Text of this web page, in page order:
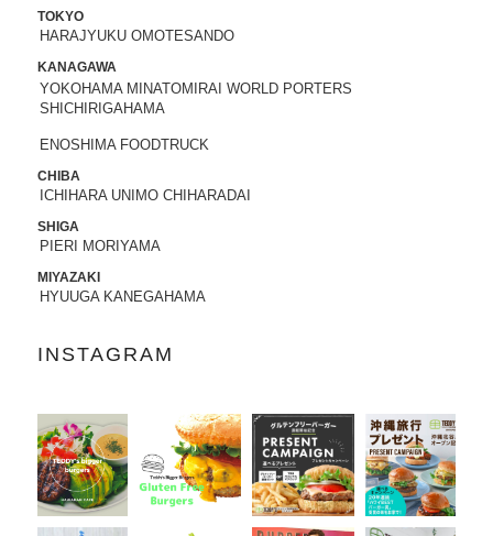
TOKYO
HARAJYUKU OMOTESANDO
KANAGAWA
YOKOHAMA MINATOMIRAI WORLD PORTERS
SHICHIRIGAHAMA
ENOSHIMA FOODTRUCK
CHIBA
ICHIHARA UNIMO CHIHARADAI
SHIGA
PIERI MORIYAMA
MIYAZAKI
HYUUGA KANEGAHAMA
INSTAGRAM